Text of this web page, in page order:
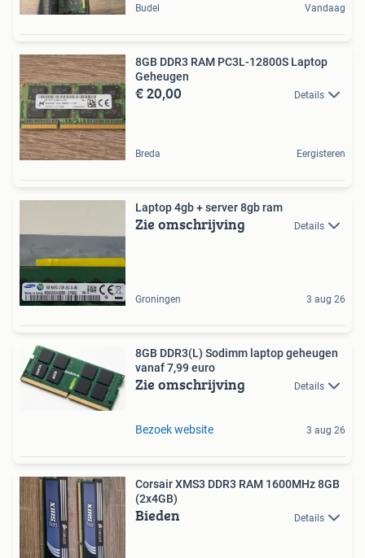
Budel Vandaag
8GB DDR3 RAM PC3L-12800S Laptop
Geheugen
€ 20,00 Details
Breda Eergisteren
Laptop 4gb + server 8gb ram
Zie omschrijving Details
Groningen 3 aug 26
8GB DDR3(L) Sodimm laptop geheugen
vanaf 7,99 euro
Zie omschrijving Details
Bezoek website 3 aug 26
Corsair XMS3 DDR3 RAM 1600MHz 8GB
(2x4GB)
Bieden Details